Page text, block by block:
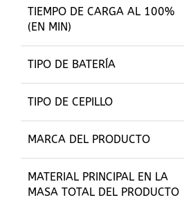
TIEMPO DE CARGA AL 100%
(EN MIN)
TIPO DE BATERÍA
TIPO DE CEPILLO
MARCA DEL PRODUCTO
MATERIAL PRINCIPAL EN LA
MASA TOTAL DEL PRODUCTO